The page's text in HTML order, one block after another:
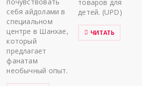
себя айдолами в
специальном
центре в Шанхае,
который
предлагает
фанатам
необычный опыт.
товаров для
детей. (UPD)
ЧИТАТЬ